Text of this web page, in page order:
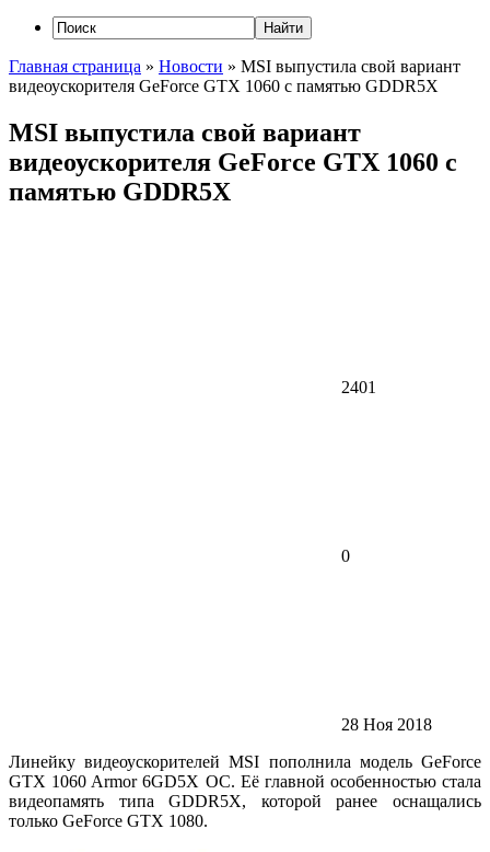
Главная страница » Новости » MSI выпустила свой вариант
видеоускорителя GeForce GTX 1060 с памятью GDDR5X
MSI выпустила свой вариант
видеоускорителя GeForce GTX 1060 с
памятью GDDR5X
2401
0
28 Ноя 2018
Линейку видеоускорителей MSI пополнила модель GeForce
GTX 1060 Armor 6GD5X OC. Её главной особенностью стала
видеопамять типа GDDR5X, которой ранее оснащались
только GeForce GTX 1080.